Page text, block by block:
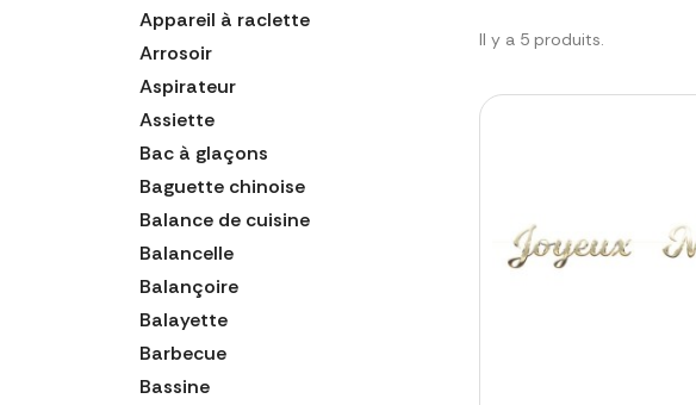
Appareil à raclette
Arrosoir
Aspirateur
Assiette
Bac à glaçons
Baguette chinoise
Balance de cuisine
Balancelle
Balançoire
Balayette
Barbecue
Bassine
Il y a 5 produits.